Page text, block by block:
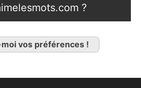
?
vos préférences !